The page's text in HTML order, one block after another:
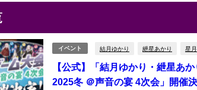
イベント 結月ゆかり 紲星あかり 星
【公式】「結月ゆかり・紲星あ
2025冬 ＠声音の宴 4次会」開催